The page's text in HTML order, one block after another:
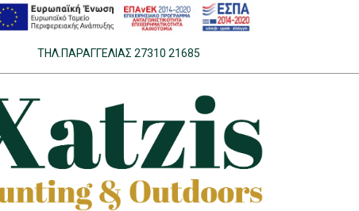
ΤΗΛ.ΠΑΡΑΓΓΕΛΊΑΣ 27310 21685